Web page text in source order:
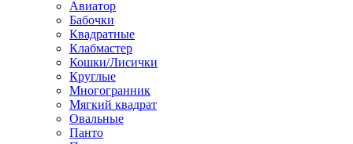
Авиатор
Бабочки
Квадратные
Клабмастер
Кошки/Лисички
Круглые
Многогранник
Мягкий квадрат
Овальные
Панто